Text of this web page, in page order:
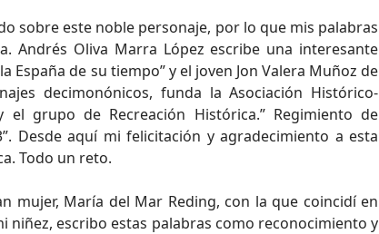
sobre este noble personaje, por lo que mis palabras
Andrés Oliva Marra López escribe una interesante
España de su tiempo” y el joven Jon Valera Muñoz de
decimonónicos, funda la Asociación Histórico-
el grupo de Recreación Histórica.” Regimiento de
Desde aquí mi felicitación y agradecimiento a esta
Todo un reto.
mujer, María del Mar Reding, con la que coincidí en
niñez, escribo estas palabras como reconocimiento y